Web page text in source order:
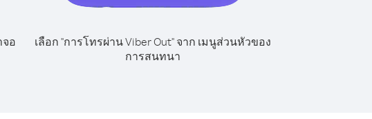
อ
เลือก "การโทรผ่าน Viber Out" จาก เมนูส่วนหัวของ
การสนทนา